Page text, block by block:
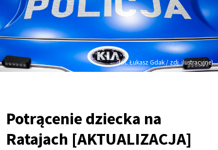
fot. Łukasz Gdak / zdj. ilustracyjne)
Potrącenie dziecka na
Ratajach [AKTUALIZACJA]